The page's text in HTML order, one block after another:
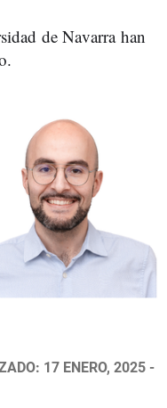
de Navarra han
17 ENERO, 2025 -